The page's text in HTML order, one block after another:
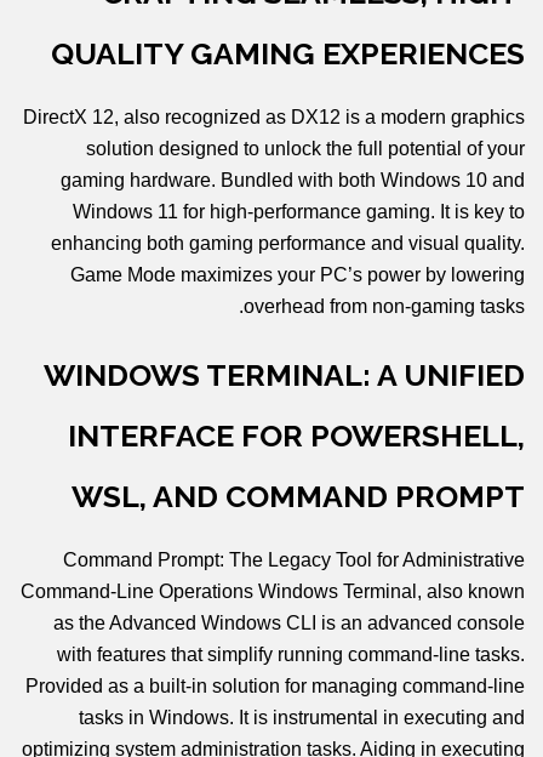
QUALITY GAMING EXPERIENCES
DirectX 12, also recognized as DX12 is a modern graphics
solution designed to unlock the full potential of your
gaming hardware. Bundled with both Windows 10 and
Windows 11 for high-performance gaming. It is key to
enhancing both gaming performance and visual quality.
Game Mode maximizes your PC’s power by lowering
overhead from non-gaming tasks.
WINDOWS TERMINAL: A UNIFIED
INTERFACE FOR POWERSHELL,
WSL, AND COMMAND PROMPT
Command Prompt: The Legacy Tool for Administrative
Command-Line Operations Windows Terminal, also known
as the Advanced Windows CLI is an advanced console
with features that simplify running command-line tasks.
Provided as a built-in solution for managing command-line
tasks in Windows. It is instrumental in executing and
optimizing system administration tasks. Aiding in executing